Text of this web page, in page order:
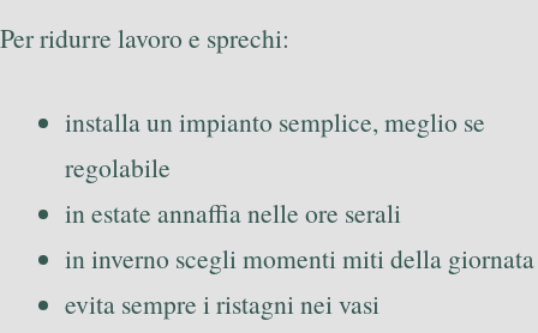
Per ridurre lavoro e sprechi:
installa un impianto semplice, meglio se
regolabile
in estate annaffia nelle ore serali
in inverno scegli momenti miti della giornata
evita sempre i ristagni nei vasi